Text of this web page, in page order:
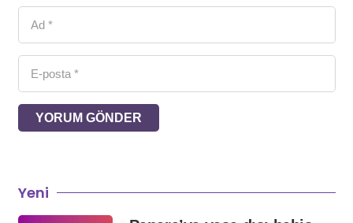
YORUM GÖNDER
Yeni